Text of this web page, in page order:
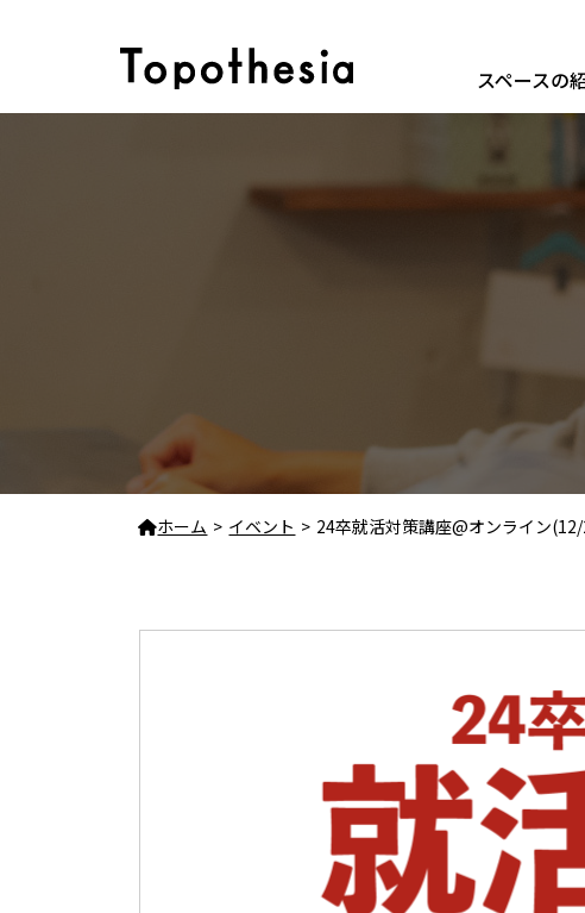
スペースの
ホーム イベント 24卒就活対策講座@オンライン